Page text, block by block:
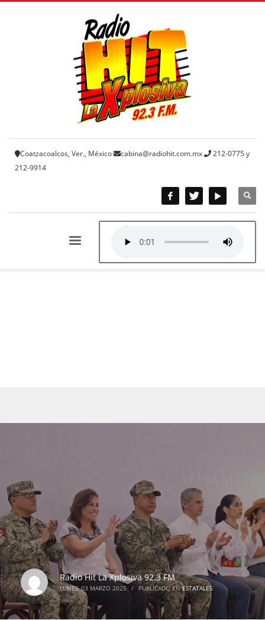
Coatzacoalcos, Ver., México cabina@radiohit.com.mx
212-0775 y
212-9914
Radio Hit La Xplosiva 92.3 FM
LUNES, 03 MARZO 2025 / PUBLICADO ENESTATALES